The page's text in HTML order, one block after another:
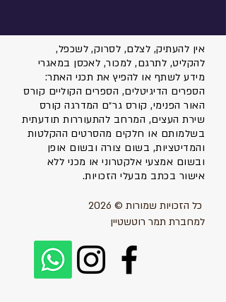
אין להעתיק, לצלם, לסרוק, לשכפל,
להקליט, לתרגם, למכור, לאכסן במאגרי
מידע לשתף או להפיץ את תכני האתר:
הספרים הדיגיטלים, הספרים הקוליים קורס
האור הפנימי, קורס גר״ם המדרגה קורס
שירת העצים, המרחב להתעוררות תודעתית
בשלמותם או חלקים מהסרטים ההקלטות
והמדיטציות, בשום צורה ובשום אופן
ובשום אמצעי אלקטרוני או מכני ללא
אישור בכתב מבעלי הזכויות.
כל הזכויות שמורות © 2026
למחברת תמר רוטשטיין